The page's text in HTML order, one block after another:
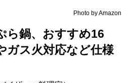
Photo by Amazon
ら鍋、おすすめ16
ス火対応など仕様